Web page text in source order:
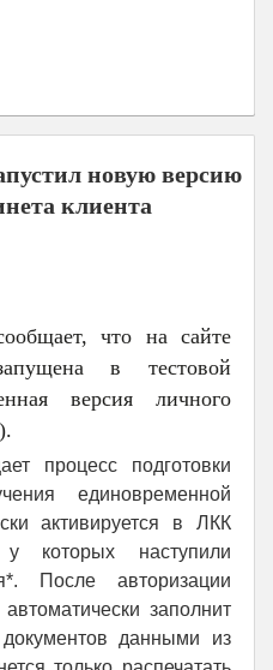
новую версию
клиента
что на сайте
в тестовой
версия личного
процесс подготовки
единовременной
активируется в ЛКК
которых наступили
После авторизации
заполнит
данными из